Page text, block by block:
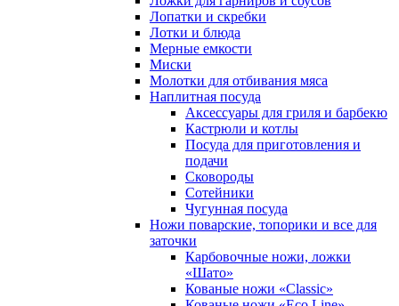
Лопатки и скребки
Лотки и блюда
Мерные емкости
Миски
Молотки для отбивания мяса
Наплитная посуда
Аксессуары для гриля и барбекю
Кастрюли и котлы
Посуда для приготовления и
подачи
Сковороды
Сотейники
Чугунная посуда
Ножи поварские, топорики и все для
заточки
Карбовочные ножи, ложки
«Шато»
Кованые ножи «Classic»